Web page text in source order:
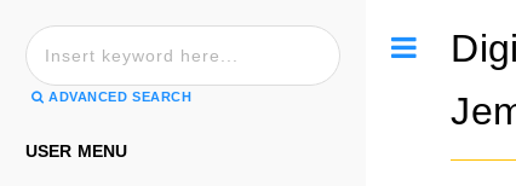
ADVANCED SEARCH
USER MENU
Toggle